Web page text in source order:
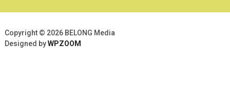
Copyright © 2026 BELONG Media
Designed byWPZOOM